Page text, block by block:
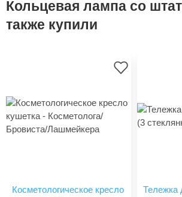
Кольцевая лампа со
также купили
Косметологическое кресло
Тележка